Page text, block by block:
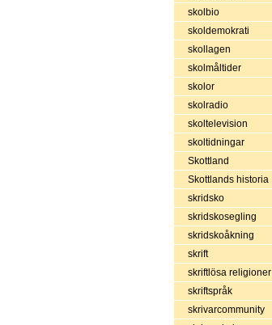
skolbio
skoldemokrati
skollagen
skolmåltider
skolor
skolradio
skoltelevision
skoltidningar
Skottland
Skottlands historia
skridsko
skridskosegling
skridskoåkning
skrift
skriftlösa religioner
skriftspråk
skrivarcommunity